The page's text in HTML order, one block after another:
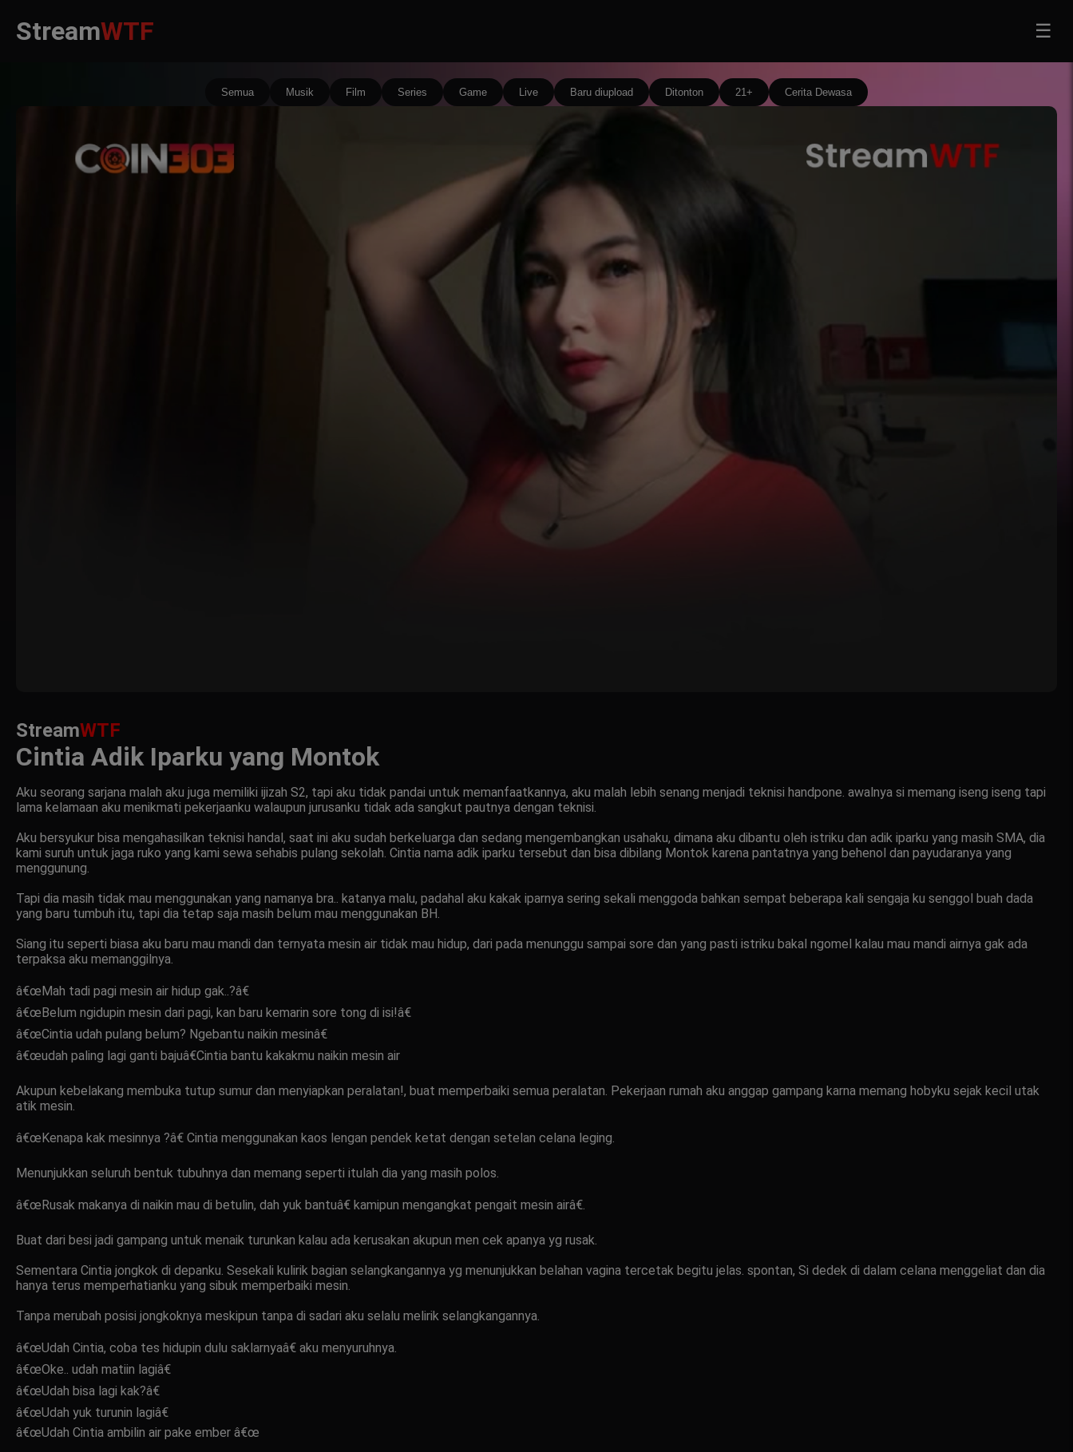
StreamWTF ☰
Semua Musik Film Series Game Live Baru diupload Ditonton 21+ Cerita Dewasa
StreamWTF
Cintia Adik Iparku yang Montok
Aku seorang sarjana malah aku juga memiliki ijizah S2, tapi aku tidak pandai untuk memanfaatkannya, aku malah lebih senang menjadi teknisi handpone. awalnya si memang iseng iseng tapi
lama kelamaan aku menikmati pekerjaanku walaupun jurusanku tidak ada sangkut pautnya dengan teknisi.
Aku bersyukur bisa mengahasilkan teknisi handal, saat ini aku sudah berkeluarga dan sedang mengembangkan usahaku, dimana aku dibantu oleh istriku dan adik iparku yang masih SMA, dia
kami suruh untuk jaga ruko yang kami sewa sehabis pulang sekolah. Cintia nama adik iparku tersebut dan bisa dibilang Montok karena pantatnya yang behenol dan payudaranya yang
menggunung.
Tapi dia masih tidak mau menggunakan yang namanya bra.. katanya malu, padahal aku kakak iparnya sering sekali menggoda bahkan sempat beberapa kali sengaja ku senggol buah dada
yang baru tumbuh itu, tapi dia tetap saja masih belum mau menggunakan BH.
Siang itu seperti biasa aku baru mau mandi dan ternyata mesin air tidak mau hidup, dari pada menunggu sampai sore dan yang pasti istriku bakal ngomel kalau mau mandi airnya gak ada
terpaksa aku memanggilnya.
â€œMah tadi pagi mesin air hidup gak..?â€
â€œBelum ngidupin mesin dari pagi, kan baru kemarin sore tong di isi!â€
â€œCintia udah pulang belum? Ngebantu naikin mesinâ€
â€œudah paling lagi ganti bajuâ€Cintia bantu kakakmu naikin mesin air
Akupun kebelakang membuka tutup sumur dan menyiapkan peralatan!, buat memperbaiki semua peralatan. Pekerjaan rumah aku anggap gampang karna memang hobyku sejak kecil utak
atik mesin.
â€œKenapa kak mesinnya ?â€ Cintia menggunakan kaos lengan pendek ketat dengan setelan celana leging.
Menunjukkan seluruh bentuk tubuhnya dan memang seperti itulah dia yang masih polos.
â€œRusak makanya di naikin mau di betulin, dah yuk bantuâ€ kamipun mengangkat pengait mesin airâ€.
Buat dari besi jadi gampang untuk menaik turunkan kalau ada kerusakan akupun men cek apanya yg rusak.
Sementara Cintia jongkok di depanku. Sesekali kulirik bagian selangkangannya yg menunjukkan belahan vagina tercetak begitu jelas. spontan, Si dedek di dalam celana menggeliat dan dia
hanya terus memperhatianku yang sibuk memperbaiki mesin.
Tanpa merubah posisi jongkoknya meskipun tanpa di sadari aku selalu melirik selangkangannya.
â€œUdah Cintia, coba tes hidupin dulu saklarnyaâ€ aku menyuruhnya.
â€œOke.. udah matiin lagiâ€
â€œUdah bisa lagi kak?â€
â€œUdah yuk turunin lagiâ€
â€œUdah Cintia ambilin air pake ember â€œ